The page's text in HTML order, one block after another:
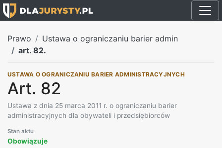
Prawo
Ustawa o ograniczaniu barier admin
art. 82.
USTAWA O OGRANICZANIU BARIER ADMINISTRACYJNYCH
Art. 82
Ustawa z dnia 25 marca 2011 r. o ograniczaniu barier
administracyjnych dla obywateli i przedsiębiorców
Stan aktu
Obowiązuje